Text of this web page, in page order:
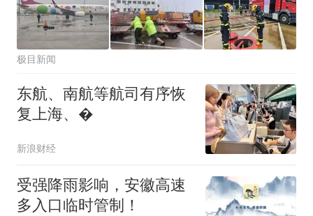
极目新闻
东航、南航等航司有序恢
复上海、�
新浪财经
受强降雨影响，安徽高速
多入口临时管制！